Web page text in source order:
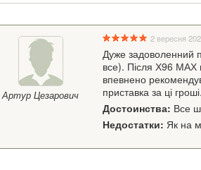
Артур Цезарович
2 вересня
Дуже задоволенний
все). Після Х96 МАХ
впевнено
приставка за ці гроші.
Достоинства: Все
Недостатки: Як на